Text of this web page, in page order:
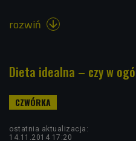
rozwiń 
Dieta idealna – czy w
ostatnia aktualizacja:
14.11.2014 17:20